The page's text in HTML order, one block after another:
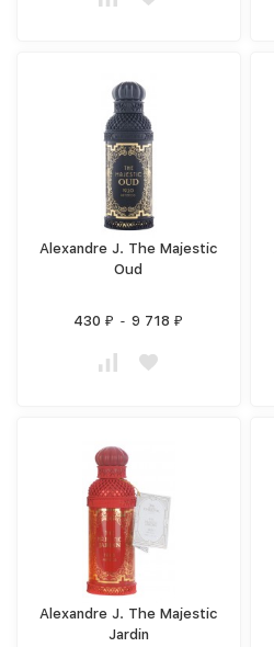
Alexandre J. The Majestic
Oud
430₽ - 9 718₽
Alexandre J. The Majestic
Jardin